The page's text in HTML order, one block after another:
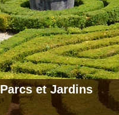
Parcs et Jardins